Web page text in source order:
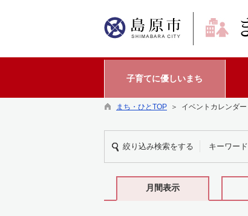
子育てに優しいまち
まち・ひとTOP ＞ イベントカレンダー
絞り込み検索をする キーワード
月間表示